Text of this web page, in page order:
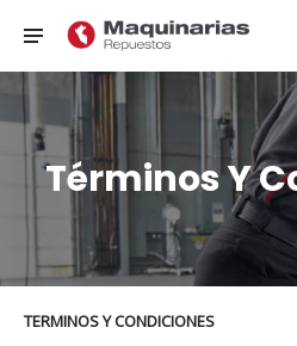
❮
Nissan
DFSK
Ford
Honda
Mazda
FRONTIER
D22
FRONTIER
NP300
-
Términos Y
TERMINOS Y CONDICIONES